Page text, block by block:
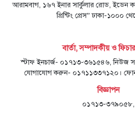
আরামবাগ, ১৬৭ ইনার সার্কুলার রোড, ইডেন
প্রিন্টিং প্রেস” ঢাকা-১০০০
বার্তা, সম্পাদকীয় ও
স্টাফ ইনচার্জ- ০১৭১৩-৩৬১৫৪৬, নিউজ
যোগাযোগ করুন- ০১৭১১৩৩৭১২০।
বিজ্ঞাপন
০১৭১৩-৩৭৯০৫৮,